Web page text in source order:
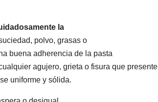
la
polvo, grasas o
buena adherencia de la pasta
agujero, grieta o fisura que presente
uniforme y sólida.